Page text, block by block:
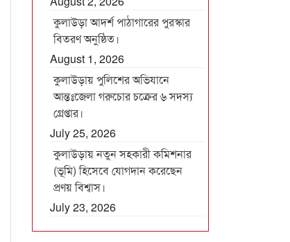
কুলাউড়া আদর্শ পাঠাগারের পুরস্কার
বিতরণ অনুষ্ঠিত।
August 1, 2026
কুলাউড়ায় পুলিশের অভিযানে
আন্তঃজেলা গরুচোর চক্রের ৬ সদস্য
গ্রেপ্তার।
July 25, 2026
কুলাউড়ায় নতুন সহকারী কমিশনার
(ভূমি) হিসেবে যোগদান করেছেন
প্রণয় বিশ্বাস।
July 23, 2026